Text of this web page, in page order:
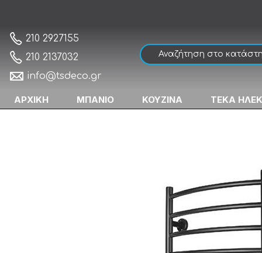
210 2927155
210 2137032
info@tsdeco.gr
ΑΡΧΙΚΗ ΜΠΑΝΙΟ ΚΟΥΖΙΝΑ ΤΕΚΑ